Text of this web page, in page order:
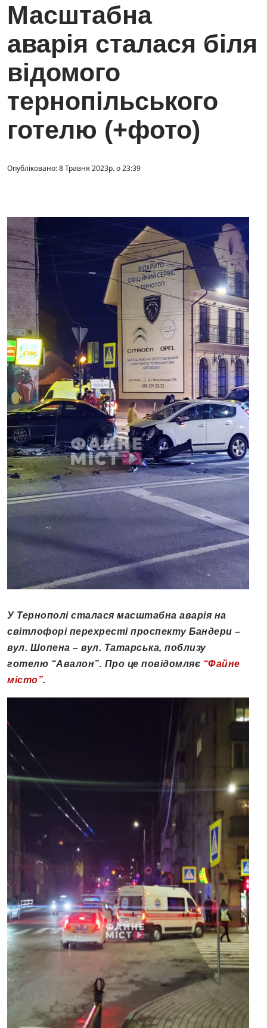
Масштабна
аварія сталася біля
відомого
тернопільського
готелю (+фото)
Опубліковано: 8 Травня 2023р. о 23:39
У Тернополі сталася масштабна аварія на
світлофорі перехресті проспекту Бандери –
вул. Шопена – вул. Татарська, поблизу
готелю “Авалон”. Про це повідомляє “Файне
місто”.